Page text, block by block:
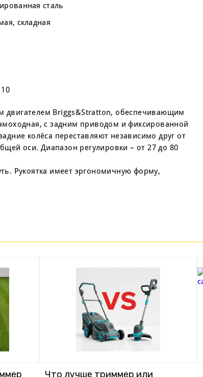
сталь
складная
двигателем Briggs&Stratton, обеспечивающим
с задним приводом и фиксированной
колёса переставляют независимо друг от
оси. Диапазон регулировки – от 27 до 80
Рукоятка имеет эргономичную форму,
Что лучше триммер или